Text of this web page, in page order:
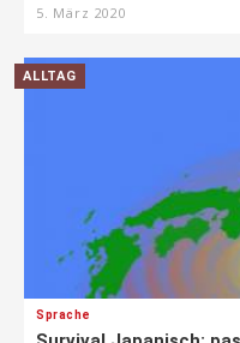
5. März 2020
ALLTAG
Sprache